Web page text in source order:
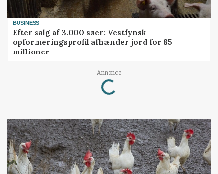
BUSINESS
Efter salg af 3.000 søer: Vestfynsk
opformeringsprofil afhænder jord for 85
millioner
Annonce
Loading...